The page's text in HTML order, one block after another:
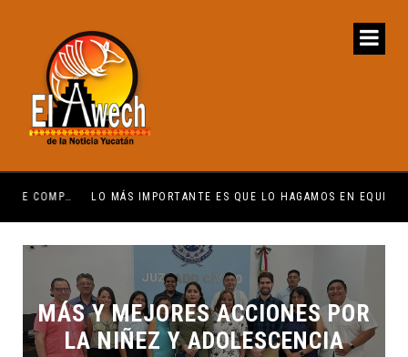
LO MÁS IMPORTANTE ES QUE LO HAGAMOS EN EQUIPO: CPL
MÁS Y MEJORES ACCIONES POR
LA NIÑEZ Y ADOLESCENCIA